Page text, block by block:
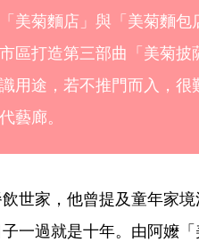
美菊麵店」與「美菊麵
區打造第三部曲「美菊
用途，若不推門而入，
藝廊。
世家，他曾提及童年家
一過就是十年。由阿嬤